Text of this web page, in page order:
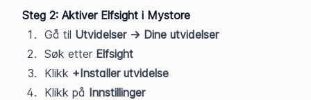
Steg 2: Aktiver Elfsight i Mystore
Gå til Utvidelser → Dine utvidelser
Søk etter Elfsight
Klikk +Installer utvidelse
Klikk på Innstillinger